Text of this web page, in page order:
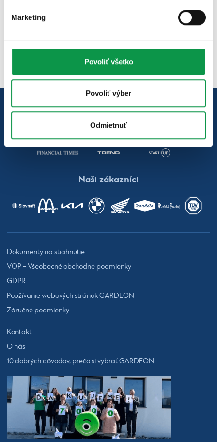
Marketing
Povoliť všetko
Povoliť výber
Odmietnuť
+421 43 455 53 33(Po - Pia 7:30 - 17:00)
Poznáte nás z týchto médií
Naši zákazníci
Dokumenty na stiahnutie
VOP – Všeobecné obchodné podmienky
GDPR
Používanie webových stránok GARDEON
Záručné podmienky
Kontakt
O nás
10 dobrých dôvodov, prečo si vybrať GARDEON